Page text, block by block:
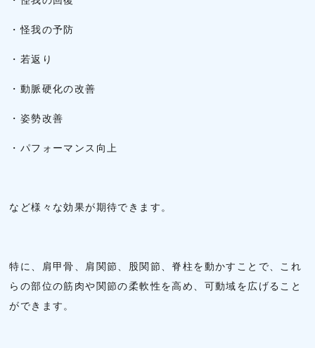
・怪我の予防
・若返り
・動脈硬化の改善
・姿勢改善
・パフォーマンス向上
など様々な効果が期待できます。
特に、肩甲骨、肩関節、股関節、脊柱を動かすことで、これ
らの部位の筋肉や関節の柔軟性を高め、可動域を広げること
ができます。